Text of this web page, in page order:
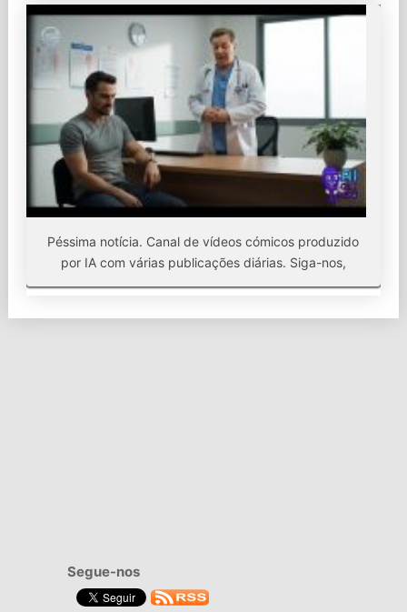
Péssima notícia. Canal de vídeos cómicos produzido
por IA com várias publicações diárias. Siga-nos,
Segue-nos